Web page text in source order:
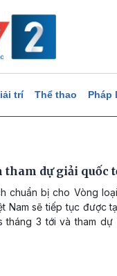
trí Thể thao Pháp
dự giải quốc
chuẩn bị cho Vòng
Nam sẽ tiếp tục được
tháng 3 tới và tham